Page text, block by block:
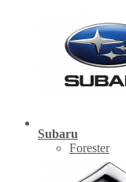
Subaru
Forester